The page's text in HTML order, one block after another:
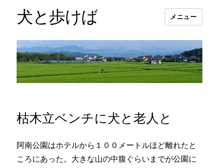
犬と歩けば メニュー
枯木立ベンチに犬と老人と
阿南公園はホテルから１００メートルほど離れたと
ころにあった。大きな山の中腹ぐらいまでが公園に